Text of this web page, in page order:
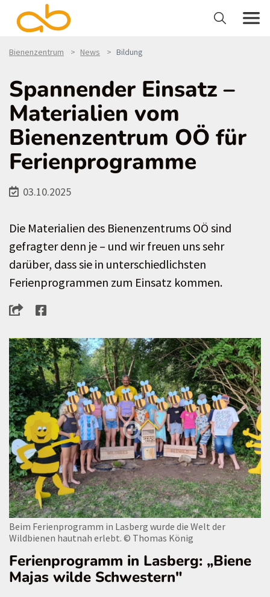
Bienenzentrum News Bildung
Spannender Einsatz –
Materialien vom
Bienenzentrum OÖ für
Ferienprogramme
03.10.2025
Die Materialien des Bienenzentrums OÖ sind
gefragter denn je – und wir freuen uns sehr
darüber, dass sie in unterschiedlichsten
Ferienprogrammen zum Einsatz kommen.
Beim Ferienprogramm in Lasberg wurde die Welt der
Wildbienen hautnah erlebt. © Thomas König
Ferienprogramm in Lasberg: „Biene
Majas wilde Schwestern"